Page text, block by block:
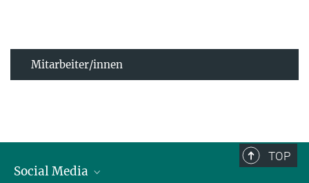
Mitarbeiter/innen
TOP
Social Media